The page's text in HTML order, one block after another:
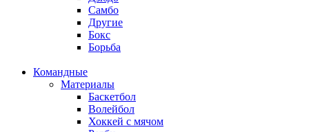
Самбо
Другие
Бокс
Борьба
Командные
Материалы
Баскетбол
Волейбол
Хоккей с мячом